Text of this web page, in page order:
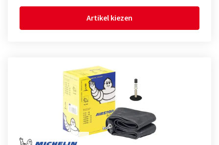
Artikel kiezen